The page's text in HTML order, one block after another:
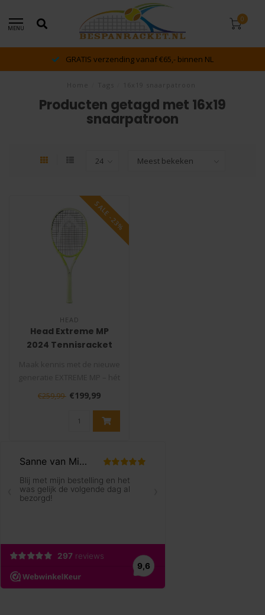
MENU
0
GRATIS verzending vanaf €65,- binnen NL
Producten getagd met 16x19
snaarpatroon
SALE -23%
HEAD
Head Extreme MP
2024 Tennisracket
racket voor spelers die ..
€259,99 €199,99